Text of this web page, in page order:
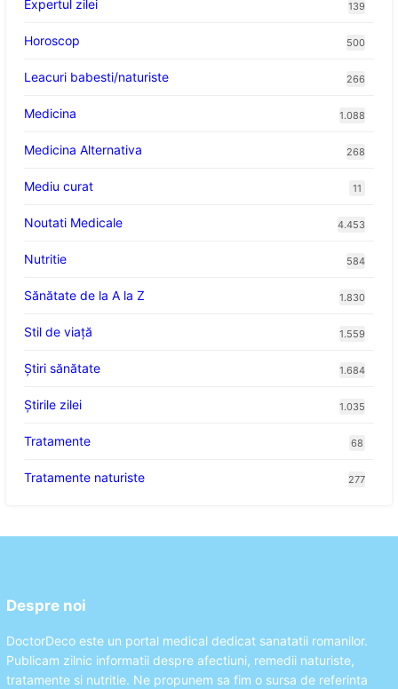
Expertul zilei 139
Horoscop 500
Leacuri babesti/naturiste 266
Medicina 1.088
Medicina Alternativa 268
Mediu curat 11
Noutati Medicale 4.453
Nutritie 584
Sănătate de la A la Z 1.830
Stil de viaţă 1.559
Ştiri sănătate 1.684
Știrile zilei 1.035
Tratamente 68
Tratamente naturiste 277
Despre noi
DoctorDeco este un portal medical dedicat sanatatii romanilor.
Publicam zilnic informatii despre afectiuni, remedii naturiste,
tratamente si nutritie. Ne propunem sa fim o sursa de referinta